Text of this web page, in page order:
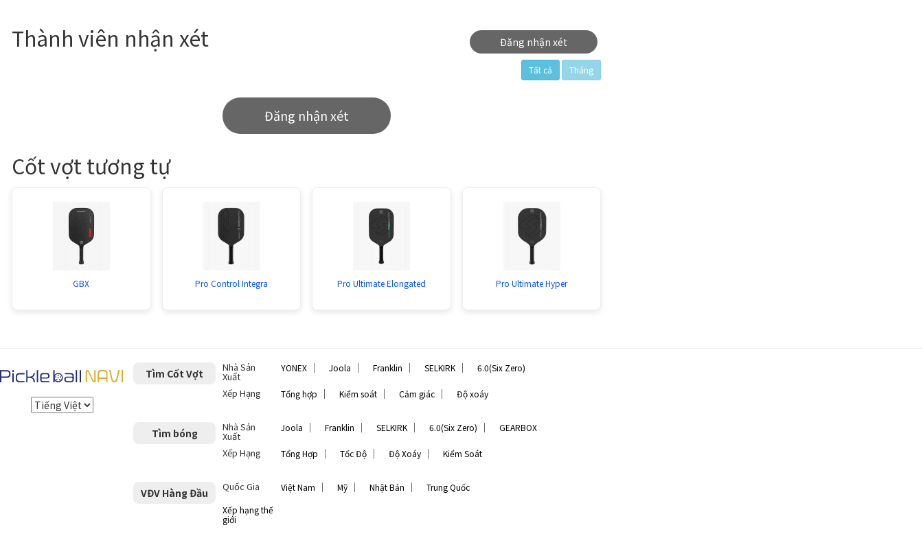
Thành viên nhận xét Đăng nhận xét
Tất cả Tháng
Đăng nhận xét
Cốt vợt tương tự
GBX Pro Control Integra Pro Ultimate Elongated Pro Ultimate Hyper
Tìm Cốt Vợt Nhà Sản
Xuất
YONEX ｜ Joola ｜ Franklin ｜ SELKIRK｜ 6.0(Six Zero)
Xếp Hạng Tổng hợp ｜ Kiểm soát ｜ Cảm giác ｜ Độ xoáy
Tìm bóng Nhà Sản
Xuất
Joola ｜ Franklin ｜ SELKIRK｜ 6.0(Six Zero) ｜ GEARBOX
Xếp Hạng Tổng Hợp ｜ Tốc Độ ｜ Độ Xoáy ｜ Kiểm Soát
VĐV Hàng Đầu Quốc Gia Việt Nam ｜ Mỹ ｜ Nhật Bản ｜
Trung Quốc
Xếp hạng thế
giới